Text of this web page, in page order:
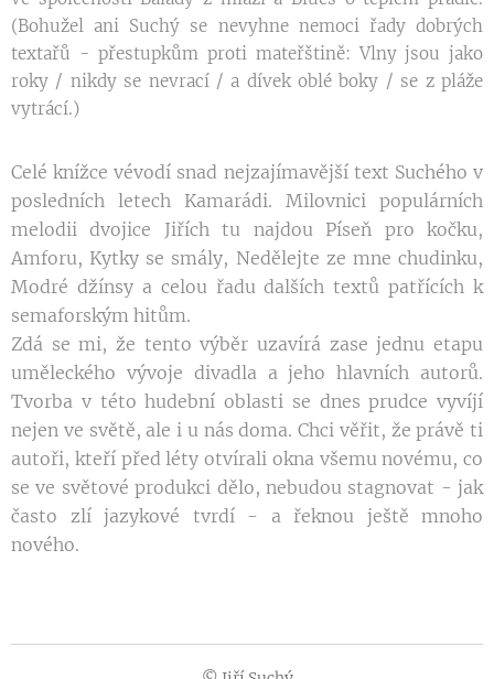
(Bohužel ani Suchý se nevyhne nemoci řady dobrých
textařů - přestupkům proti mateřštině: Vlny jsou jako
roky / nikdy se nevrací / a dívek oblé boky / se z pláže
vytrácí.)
Celé knížce vévodí snad nejzajímavější text Suchého v
posledních letech Kamarádi. Milovnici populárních
melodii dvojice Jiřích tu najdou Píseň pro kočku,
Amforu, Kytky se smály, Nedělejte ze mne chudinku,
Modré džínsy a celou řadu dalších textů patřících k
semaforským hitům.
Zdá se mi, že tento výběr uzavírá zase jednu etapu
uměleckého vývoje divadla a jeho hlavních autorů.
Tvorba v této hudební oblasti se dnes prudce vyvíjí
nejen ve světě, ale i u nás doma. Chci věřit, že právě ti
autoři, kteří před léty otvírali okna všemu novému, co
se ve světové produkci dělo, nebudou stagnovat - jak
často zlí jazykové tvrdí - a řeknou ještě mnoho
nového.